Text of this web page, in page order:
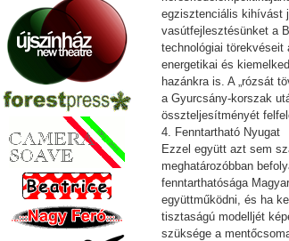
egzisztenciális kihívást
vasútfejlesztésünket a
technológiai
energetikai és
hazánkra is. A „rózsát
a Gyurcsány-korszak
összteljesítményét
4. Fenntartható Nyugat
Ezzel együtt azt sem
meghatározóbban
fenntarthatósága
együttműködni, és ha
tisztaságú modelljét
szüksége a